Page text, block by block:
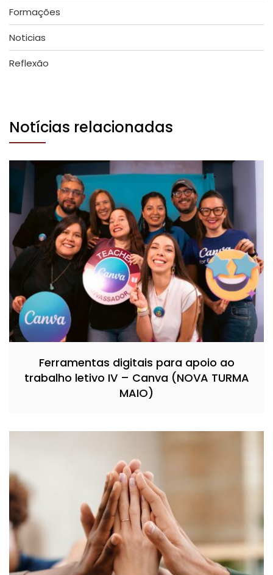
Formações
Noticias
Reflexão
Notícias relacionadas
Ferramentas digitais para apoio ao
trabalho letivo IV – Canva (NOVA TURMA
MAIO)